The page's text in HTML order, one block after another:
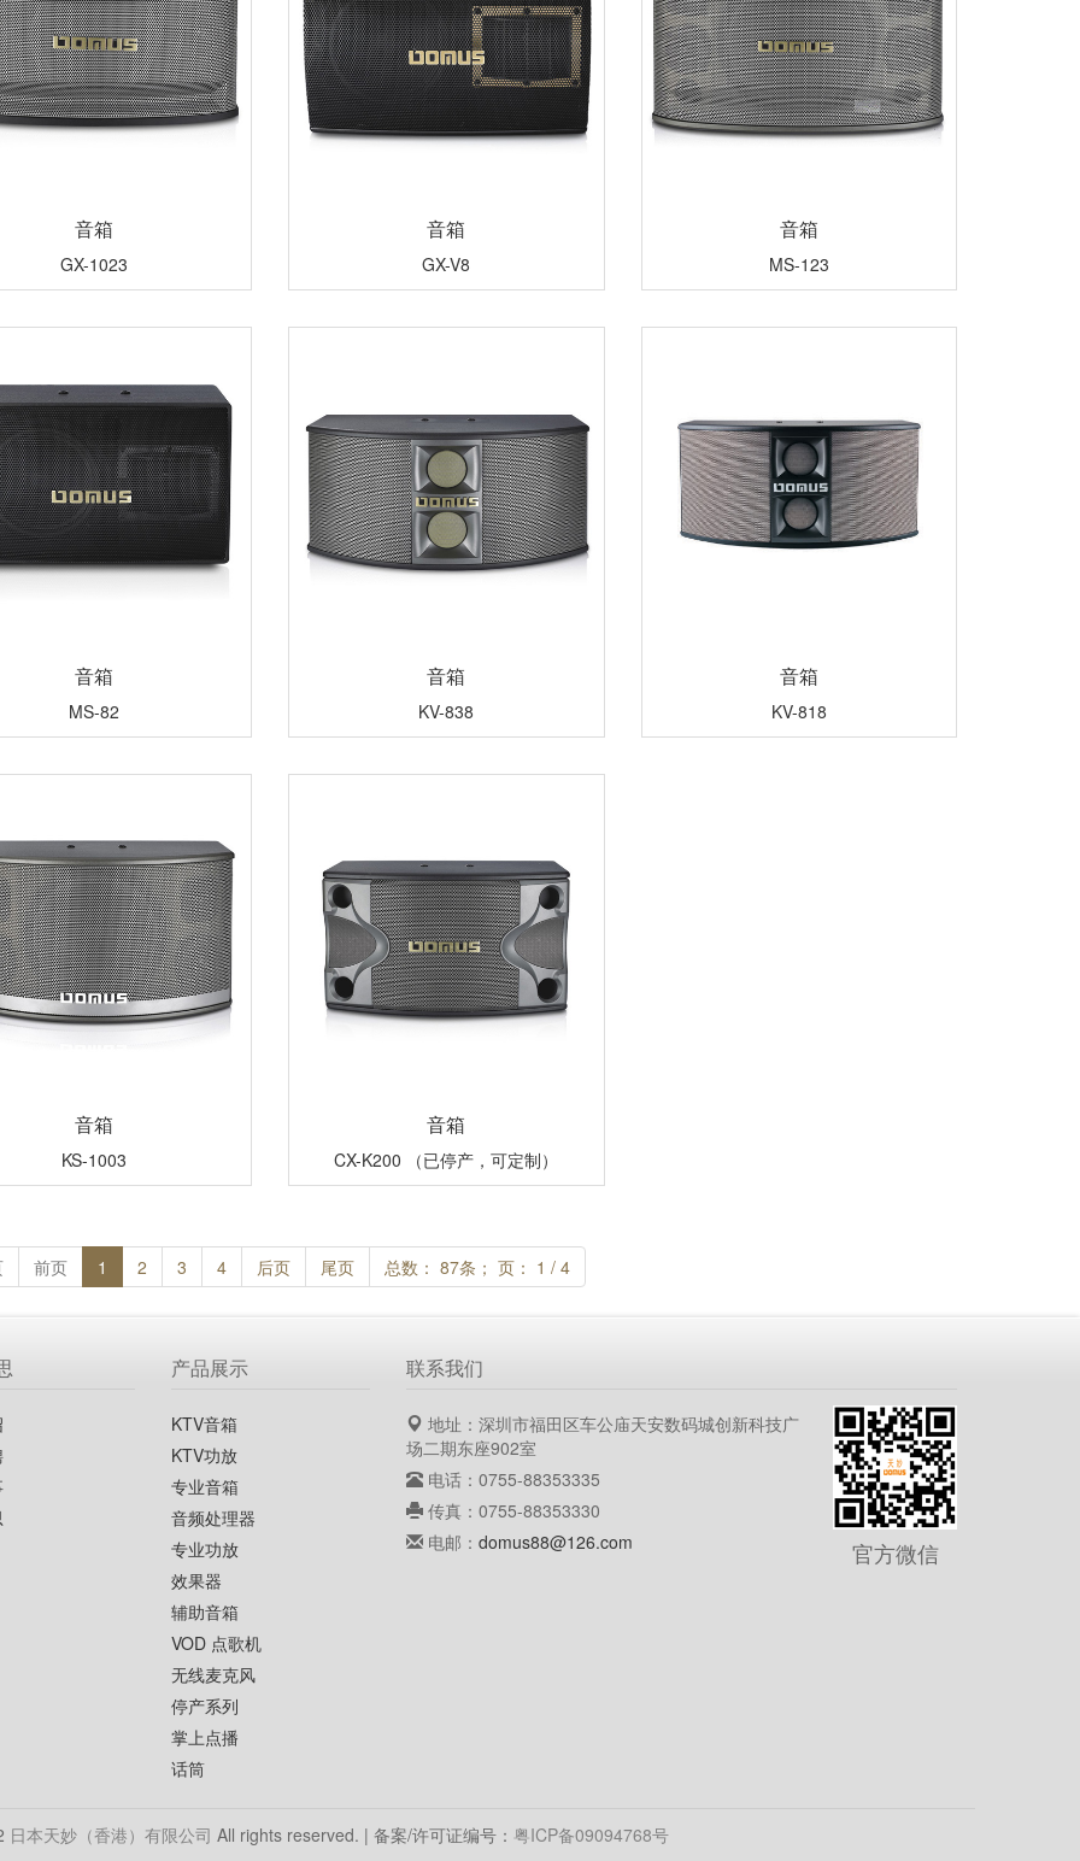
音箱
GX-1023
音箱
GX-V8
音箱
MS-123
音箱
MS-82
音箱
KV-838
音箱
KV-818
音箱
KS-1003
音箱
CX-K200 （已停产，可定制）
前页 1 2 3 4 后页 尾页 总数： 87条； 页： 1 / 4
产品展示
KTV音箱
KTV功放
专业音箱
音频处理器
专业功放
效果器
辅助音箱
VOD 点歌机
无线麦克风
停产系列
掌上点播
话筒
联系我们
地址：深圳市福田区车公庙天安数码城创新科技广
场二期东座902室
电话：0755-88353335
传真：0755-88353330
电邮： domus88@126.com 官方微信
日本天妙（香港）有限公司 All rights reserved. | 备案/许可证编号： 粤ICP备09094768号